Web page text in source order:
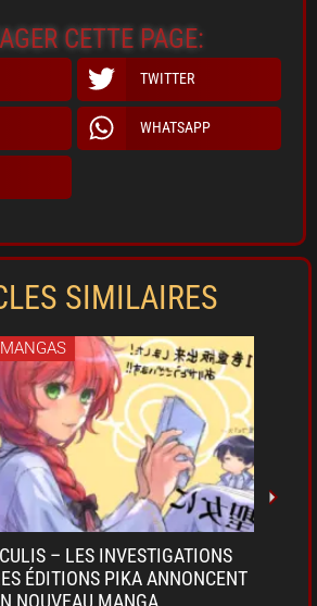
CETTE PAGE:
TWITTER
WHATSAPP
SIMILAIRES
– LES INVESTIGATIONS
ÉDITIONS PIKA ANNONCENT
NOUVEAU MANGA